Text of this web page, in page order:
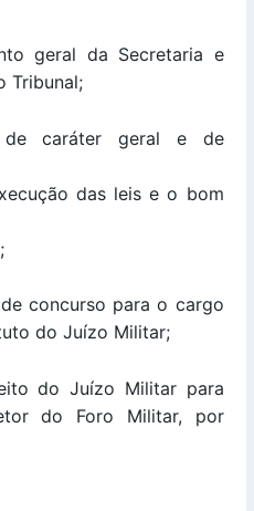
geral da Secretaria e
Tribunal;
de caráter geral e de
das leis e o bom
concurso para o cargo
do Juízo Militar;
do Juízo Militar para
do Foro Militar, por